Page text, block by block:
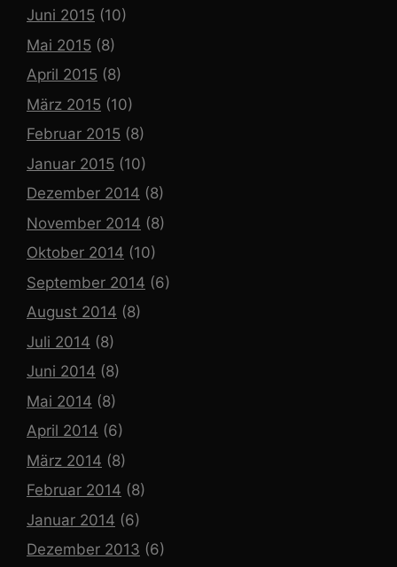
Juni 2015 (10)
Mai 2015 (8)
April 2015 (8)
März 2015 (10)
Februar 2015 (8)
Januar 2015 (10)
Dezember 2014 (8)
November 2014 (8)
Oktober 2014 (10)
September 2014 (6)
August 2014 (8)
Juli 2014 (8)
Juni 2014 (8)
Mai 2014 (8)
April 2014 (6)
März 2014 (8)
Februar 2014 (8)
Januar 2014 (6)
Dezember 2013 (6)